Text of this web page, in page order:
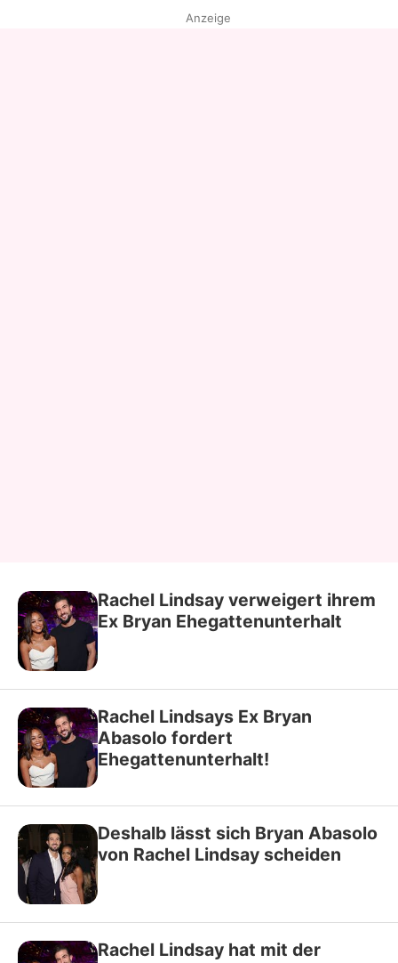
Anzeige
Rachel Lindsay verweigert ihrem
Ex Bryan Ehegattenunterhalt
Rachel Lindsays Ex Bryan
Abasolo fordert
Ehegattenunterhalt!
Deshalb lässt sich Bryan Abasolo
von Rachel Lindsay scheiden
Rachel Lindsay hat mit der